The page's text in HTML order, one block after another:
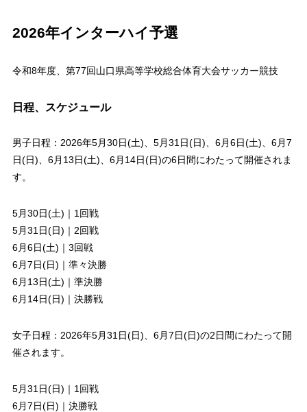
2026年インターハイ予選
令和8年度、第77回山口県高等学校総合体育大会サッカー競技
日程、スケジュール
男子日程：2026年5月30日(土)、5月31日(日)、6月6日(土)、6月7
日(日)、6月13日(土)、6月14日(日)の6日間にわたって開催されま
す。
5月30日(土)｜1回戦
5月31日(日)｜2回戦
6月6日(土)｜3回戦
6月7日(日)｜準々決勝
6月13日(土)｜準決勝
6月14日(日)｜決勝戦
女子日程：2026年5月31日(日)、6月7日(日)の2日間にわたって開
催されます。
5月31日(日)｜1回戦
6月7日(日)｜決勝戦